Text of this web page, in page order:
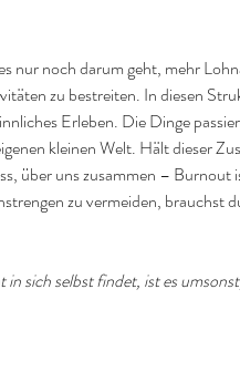
nur noch darum geht, mehr
zu bestreiten. In diesen
Erleben. Die Dinge
kleinen Welt. Hält dieser
über uns zusammen – Burnout
zu vermeiden, brauchst
sich selbst findet, ist es